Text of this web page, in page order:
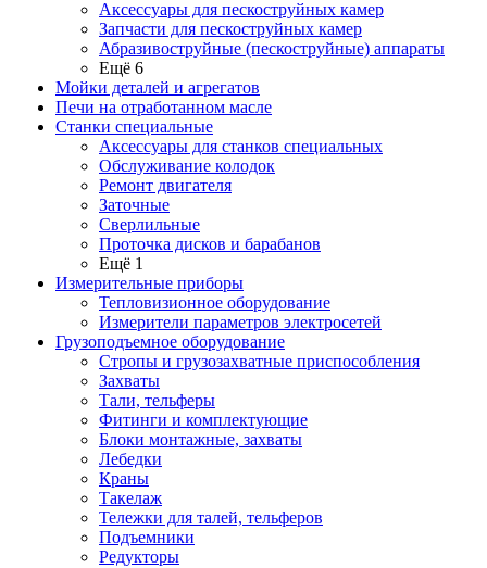
Аксессуары для пескоструйных камер
Запчасти для пескоструйных камер
Абразивоструйные (пескоструйные) аппараты
Ещё 6
Мойки деталей и агрегатов
Печи на отработанном масле
Станки специальные
Аксессуары для станков специальных
Обслуживание колодок
Ремонт двигателя
Заточные
Сверлильные
Проточка дисков и барабанов
Ещё 1
Измерительные приборы
Тепловизионное оборудование
Измерители параметров электросетей
Грузоподъемное оборудование
Стропы и грузозахватные приспособления
Захваты
Тали, тельферы
Фитинги и комплектующие
Блоки монтажные, захваты
Лебедки
Краны
Такелаж
Тележки для талей, тельферов
Подъемники
Редукторы